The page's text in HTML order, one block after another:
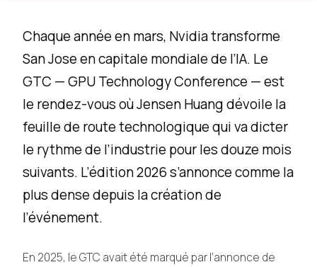
Chaque année en mars, Nvidia transforme
San Jose en capitale mondiale de l’IA. Le
GTC — GPU Technology Conference — est
le rendez-vous où Jensen Huang dévoile la
feuille de route technologique qui va dicter
le rythme de l’industrie pour les douze mois
suivants. L’édition 2026 s’annonce comme la
plus dense depuis la création de
l’événement.
En 2025, le GTC avait été marqué par l’annonce de